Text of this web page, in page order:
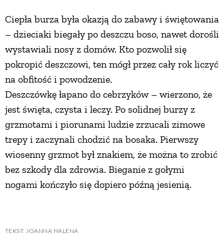
Ciepła burza była okazją do zabawy i świętowania
– dzieciaki biegały po deszczu boso, nawet dorośli
wystawiali nosy z domów. Kto pozwolił się
pokropić deszczowi, ten mógł przez cały rok liczyć
na obfitość i powodzenie.
Deszczówkę łapano do cebrzyków – wierzono, że
jest święta, czysta i leczy. Po solidnej burzy z
grzmotami i piorunami ludzie zrzucali zimowe
trepy i zaczynali chodzić na bosaka. Pierwszy
wiosenny grzmot był znakiem, że można to zrobić
bez szkody dla zdrowia. Bieganie z gołymi
nogami kończyło się dopiero późną jesienią.
TEKST: JOANNA HALENA
PRZEPISY
ŚNIADANIA
PRZYSTAWKI
ZUPY
DANIA GŁÓWNE
CIASTA I DESERY